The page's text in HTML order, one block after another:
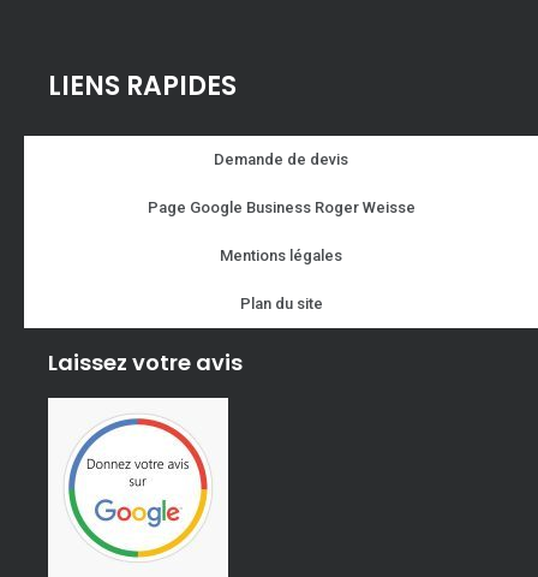
LIENS RAPIDES
Demande de devis
Page Google Business Roger Weisse
Mentions légales
Plan du site
Laissez votre avis